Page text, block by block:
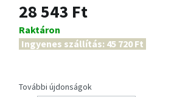
28 543 Ft
Raktáron
Ingyenes szállítás: 45 720 Ft
További újdonságok